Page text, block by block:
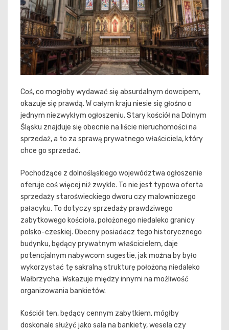
Coś, co mogłoby wydawać się absurdalnym dowcipem,
okazuje się prawdą. W całym kraju niesie się głośno o
jednym niezwykłym ogłoszeniu. Stary kościół na Dolnym
Śląsku znajduje się obecnie na liście nieruchomości na
sprzedaż, a to za sprawą prywatnego właściciela, który
chce go sprzedać.
Pochodzące z dolnośląskiego województwa ogłoszenie
oferuje coś więcej niż zwykle. To nie jest typowa oferta
sprzedaży staroświeckiego dworu czy malowniczego
pałacyku. To dotyczy sprzedaży prawdziwego
zabytkowego kościoła, położonego niedaleko granicy
polsko-czeskiej. Obecny posiadacz tego historycznego
budynku, będący prywatnym właścicielem, daje
potencjalnym nabywcom sugestie, jak można by było
wykorzystać tę sakralną strukturę położoną niedaleko
Wałbrzycha. Wskazuje między innymi na możliwość
organizowania bankietów.
Kościół ten, będący cennym zabytkiem, mógłby
doskonale służyć jako sala na bankiety, wesela czy